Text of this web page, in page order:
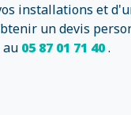
installations et
un devis
au 05 87 01 71 40.